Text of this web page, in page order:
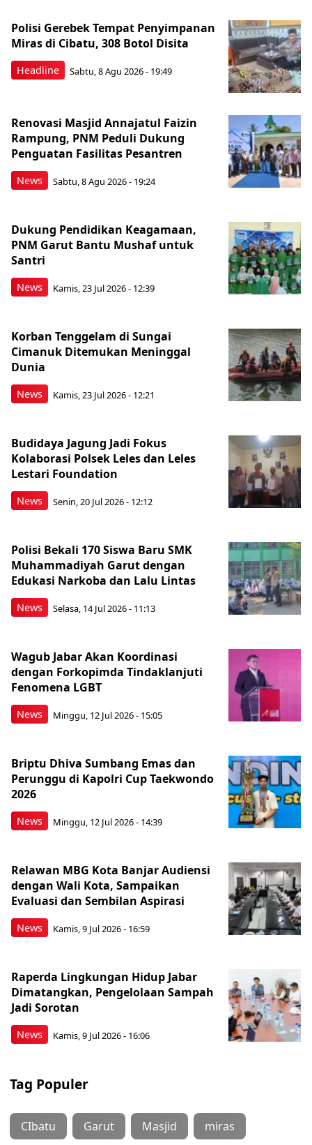
Headline
Polisi Gerebek Tempat Penyimpanan
Miras di Cibatu, 308 Botol Disita
Sabtu, 8 Agu 2026 - 19:49
News
Renovasi Masjid Annajatul Faizin
Rampung, PNM Peduli Dukung
Penguatan Fasilitas Pesantren
Sabtu, 8 Agu 2026 - 19:24
News
Dukung Pendidikan Keagamaan,
PNM Garut Bantu Mushaf untuk
Santri
Kamis, 23 Jul 2026 - 12:39
News
Korban Tenggelam di Sungai
Cimanuk Ditemukan Meninggal
Dunia
Kamis, 23 Jul 2026 - 12:21
News
Budidaya Jagung Jadi Fokus
Kolaborasi Polsek Leles dan Leles
Lestari Foundation
Senin, 20 Jul 2026 - 12:12
News
Polisi Bekali 170 Siswa Baru SMK
Muhammadiyah Garut dengan
Edukasi Narkoba dan Lalu Lintas
Selasa, 14 Jul 2026 - 11:13
News
Wagub Jabar Akan Koordinasi
dengan Forkopimda Tindaklanjuti
Fenomena LGBT
Minggu, 12 Jul 2026 - 15:05
News
Briptu Dhiva Sumbang Emas dan
Perunggu di Kapolri Cup Taekwondo
2026
Minggu, 12 Jul 2026 - 14:39
News
Relawan MBG Kota Banjar Audiensi
dengan Wali Kota, Sampaikan
Evaluasi dan Sembilan Aspirasi
Kamis, 9 Jul 2026 - 16:59
News
Raperda Lingkungan Hidup Jabar
Dimatangkan, Pengelolaan Sampah
Jadi Sorotan
Kamis, 9 Jul 2026 - 16:06
Tag Populer
CIbatu Garut Masjid miras